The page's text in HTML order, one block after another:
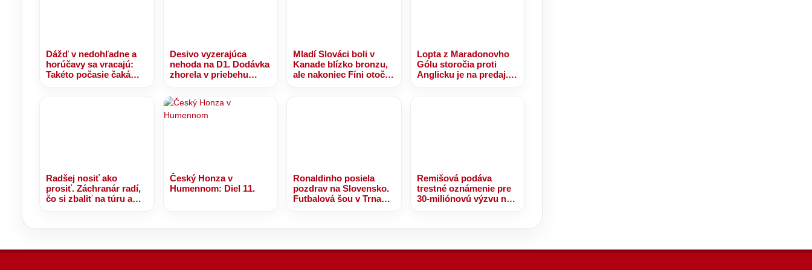
Dážď v nedohľadne a
horúčavy sa vracajú:
Takéto počasie čaká
Desivo vyzerajúca
nehoda na D1. Dodávka
zhorela v priebehu
vodič skončil s vážnymi
zraneniami – VIDEO
Mladí Slováci boli v
Kanade blízko bronzu,
ale nakoniec Fíni otočili
Lopta z Maradonovho
Gólu storočia proti
Anglicku je na predaj.
Radšej nosiť ako
prosiť. Záchranár radí,
čo si zbaliť na túru a
Český Honza v
Humennom: Diel 11.
Ronaldinho posiela
pozdrav na Slovensko.
Futbalová šou v Trnave
Remišová podáva
trestné oznámenie pre
30-miliónovú výzvu na